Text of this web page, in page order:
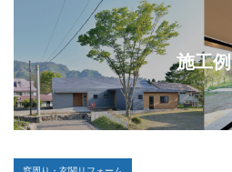
施工例